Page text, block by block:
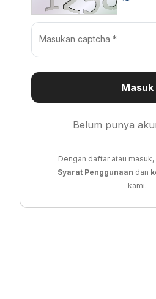
Masukan captcha *
Masuk
Belum punya
Dengan daftar atau
Syarat Penggunaan dan
kami.